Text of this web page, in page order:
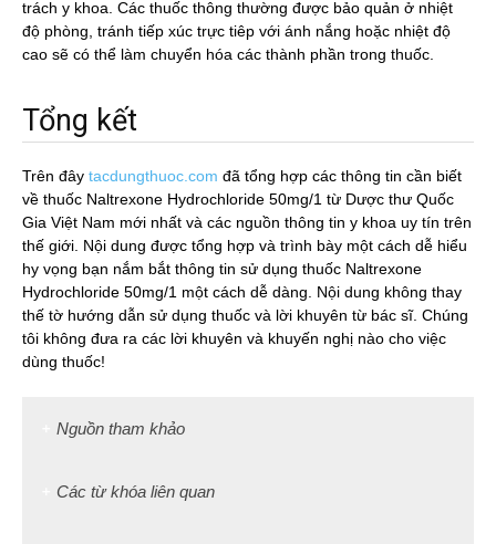
trách y khoa. Các thuốc thông thường được bảo quản ở nhiệt
độ phòng, tránh tiếp xúc trực tiêp với ánh nắng hoặc nhiệt độ
cao sẽ có thể làm chuyển hóa các thành phần trong thuốc.
Tổng kết
Trên đây tacdungthuoc.com đã tổng hợp các thông tin cần biết
về thuốc Naltrexone Hydrochloride 50mg/1 từ Dược thư Quốc
Gia Việt Nam mới nhất và các nguồn thông tin y khoa uy tín trên
thế giới. Nội dung được tổng hợp và trình bày một cách dễ hiểu
hy vọng bạn nắm bắt thông tin sử dụng thuốc Naltrexone
Hydrochloride 50mg/1 một cách dễ dàng. Nội dung không thay
thế tờ hướng dẫn sử dụng thuốc và lời khuyên từ bác sĩ. Chúng
tôi không đưa ra các lời khuyên và khuyến nghị nào cho việc
dùng thuốc!
Nguồn tham khảo
Các từ khóa liên quan